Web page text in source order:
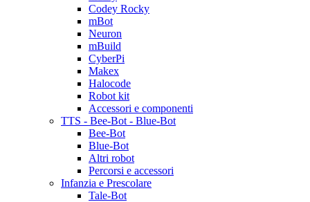
Codey Rocky
mBot
Neuron
mBuild
CyberPi
Makex
Halocode
Robot kit
Accessori e componenti
TTS - Bee-Bot - Blue-Bot
Bee-Bot
Blue-Bot
Altri robot
Percorsi e accessori
Infanzia e Prescolare
Tale-Bot